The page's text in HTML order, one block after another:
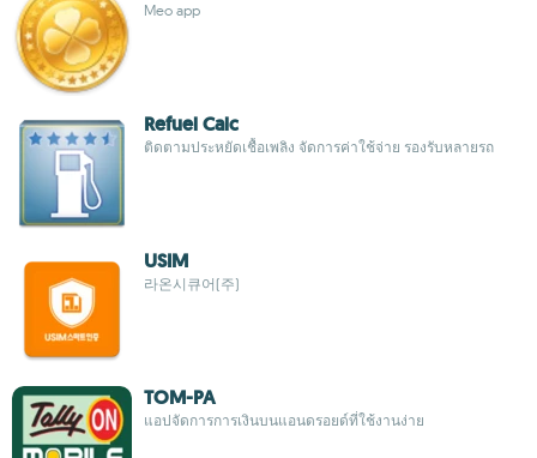
Meo app
Refuel Calc
ติดตามประหยัดเชื้อเพลิง จัดการค่าใช้จ่าย รองรับหลายรถ
USIM
라온시큐어(주)
TOM-PA
แอปจัดการการเงินบนแอนดรอยด์ที่ใช้งานง่าย